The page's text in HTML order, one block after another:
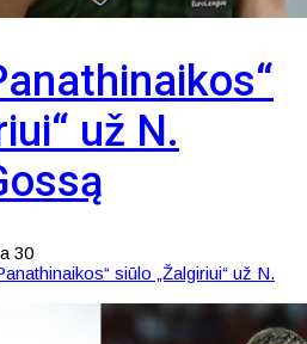
už N.
30
siūlo „Žalgiriui“ už N.